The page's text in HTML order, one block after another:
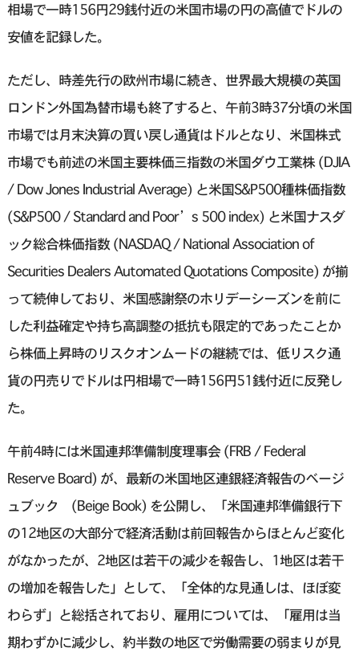
相場で一時156円29銭付近の米国市場の円の高値でドルの
安値を記録した。
ただし、時差先行の欧州市場に続き、世界最大規模の英国
ロンドン外国為替市場も終了すると、午前3時37分頃の米国
市場では月末決算の買い戻し通貨はドルとなり、米国株式
市場でも前述の米国主要株価三指数の米国ダウ工業株 (DJIA
/ Dow Jones Industrial Average) と米国S&P500種株価指数
(S&P500 / Standard and Poor’s 500 index) と米国ナスダ
ック総合株価指数 (NASDAQ / National Association of
Securities Dealers Automated Quotations Composite) が揃
って続伸しており、米国感謝祭のホリデーシーズンを前に
した利益確定や持ち高調整の抵抗も限定的であったことか
ら株価上昇時のリスクオンムードの継続では、低リスク通
貨の円売りでドルは円相場で一時156円51銭付近に反発し
た。
午前4時には米国連邦準備制度理事会 (FRB / Federal
Reserve Board) が、最新の米国地区連銀経済報告のベージ
ュブック (Beige Book) を公開し、「米国連邦準備銀行下
の12地区の大部分で経済活動は前回報告からほとんど変化
がなかったが、2地区は若干の減少を報告し、1地区は若干
の増加を報告した」として、「全体的な見通しは、ほぼ変
わらず」と総括されており、雇用については、「雇用は当
期わずかに減少し、約半数の地区で労働需要の弱まりが見